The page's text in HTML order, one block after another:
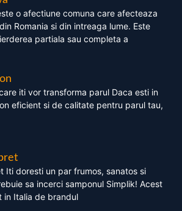
o afectiune comuna care afecteaza
Romania si din intreaga lume. Este
partiala sau completa a
iti vor transforma parul Daca esti in
eficient si de calitate pentru parul tau,
Iti doresti un par frumos, sanatos si
sa incerci samponul Simplik! Acest
in Italia de brandul